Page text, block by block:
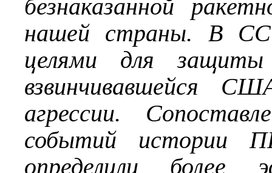
безнаказанной
нашей страны. В
целями для
взвинчивавшейся
агрессии.
событий истории
определили более